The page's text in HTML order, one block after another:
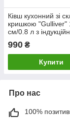
Ківш кухонний зі
кришкою "Gulliver"
см/0.8 л з
Fissman
990 ₴
Купити
Про нас
100%